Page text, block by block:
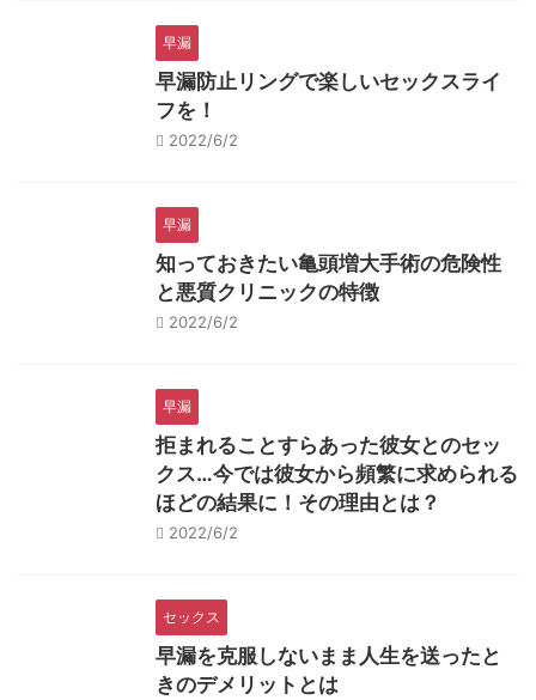
早漏
早漏防止リングで楽しいセックスライ
フを！
2022/6/2
早漏
知っておきたい亀頭増大手術の危険性
と悪質クリニックの特徴
2022/6/2
早漏
拒まれることすらあった彼女とのセッ
クス…今では彼女から頻繁に求められる
ほどの結果に！その理由とは？
2022/6/2
セックス
早漏を克服しないまま人生を送ったと
きのデメリットとは